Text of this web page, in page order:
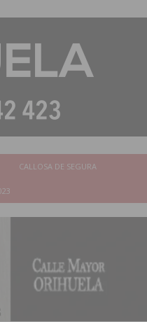
CALLOSA DE SEGURA